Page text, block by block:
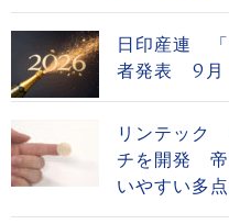
日印産連 「
者発表 9月
リンテック
チを開発 帝
いやすい多